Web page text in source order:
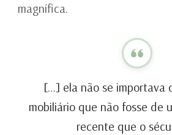
magnífica.
[…] ela não se importava
mobiliário que não fosse de
recente que o